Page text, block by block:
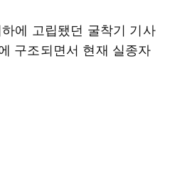
에 고립됐던 굴착기 기사
구조되면서 현재 실종자